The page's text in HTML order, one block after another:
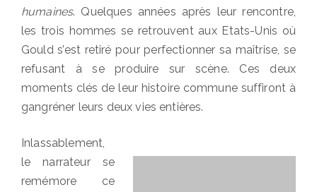
humaines. Quelques années après leur rencontre,
les trois hommes se retrouvent aux Etats-Unis où
Gould s’est retiré pour perfectionner sa maîtrise, se
refusant à se produire sur scène. Ces deux
moments clés de leur histoire commune suffiront à
gangréner leurs deux vies entières.
Inlassablement,
le narrateur se
remémore ce